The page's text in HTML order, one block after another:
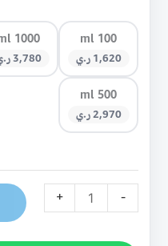
100 ml
1,620 ر.ي
1000 ml
3,780 ر.ي
500 ml
2,970 ر.ي
-
+